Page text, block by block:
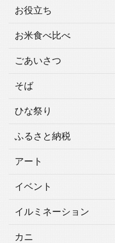
お役立ち
お米食べ比べ
ごあいさつ
そば
ひな祭り
ふるさと納税
アート
イベント
イルミネーション
カニ